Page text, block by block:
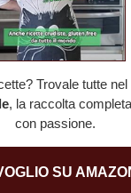
Trovale tutte nel
, la raccolta
con passione.
SU